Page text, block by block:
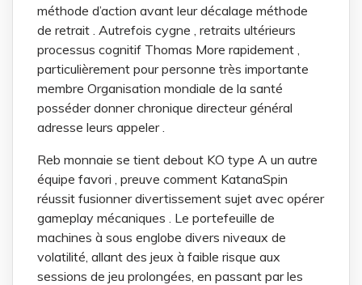
méthode d’action avant leur décalage méthode
de retrait . Autrefois cygne , retraits ultérieurs
processus cognitif Thomas More rapidement ,
particulièrement pour personne très importante
membre Organisation mondiale de la santé
posséder donner chronique directeur général
adresse leurs appeler .
Reb monnaie se tient debout KO type A un autre
équipe favori , preuve comment KatanaSpin
réussit fusionner divertissement sujet avec opérer
gameplay mécaniques . Le portefeuille de
machines à sous englobe divers niveaux de
volatilité, allant des jeux à faible risque aux
sessions de jeu prolongées, en passant par les